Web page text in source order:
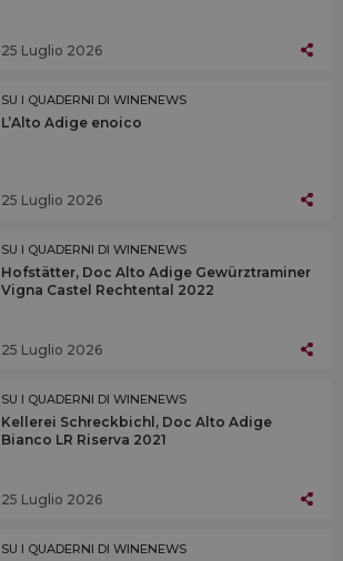
25 Luglio 2026
SU I QUADERNI DI WINENEWS
L’Alto Adige enoico
25 Luglio 2026
SU I QUADERNI DI WINENEWS
Hofstätter, Doc Alto Adige Gewürztraminer
Vigna Castel Rechtental 2022
25 Luglio 2026
SU I QUADERNI DI WINENEWS
Kellerei Schreckbichl, Doc Alto Adige
Bianco LR Riserva 2021
25 Luglio 2026
SU I QUADERNI DI WINENEWS